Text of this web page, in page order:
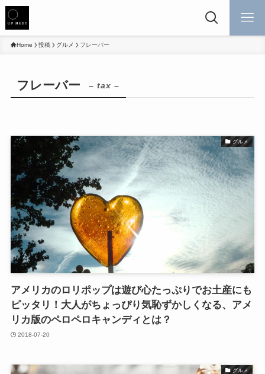
Home 投稿 グルメ フレーバー
フレーバー – tax –
グルメ
アメリカのロリポップは遊び心たっぷりでお土産にも
ピッタリ！大人がちょっぴり気恥ずかしくなる、アメ
リカ版のペロペロキャンディとは？
2018-07-20
グルメ